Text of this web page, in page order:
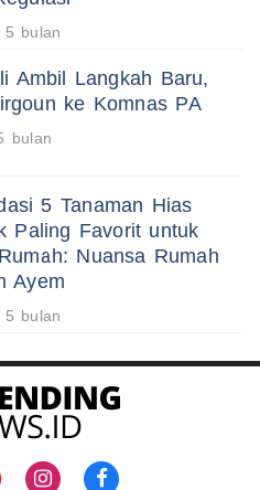
5 bulan
Ambil Langkah Baru,
ke Komnas PA
bulan
5 Tanaman Hias
Paling Favorit untuk
Nuansa Rumah
Ayem
5 bulan